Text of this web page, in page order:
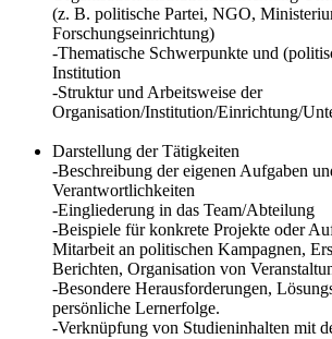
(z. B. politische Partei, NGO,
Forschungseinrichtung)
-Thematische Schwerpunkte und
Institution
-Struktur und Arbeitsweise der
Organisation/Institution/Einrichtung/
Darstellung der Tätigkeiten
-Beschreibung der eigenen Aufgaben
Verantwortlichkeiten
-Eingliederung in das Team/Abteilung
-Beispiele für konkrete Projekte oder
Mitarbeit an politischen Kampagnen,
Berichten, Organisation von
-Besondere Herausforderungen,
persönliche Lernerfolge.
-Verknüpfung von Studieninhalten mit